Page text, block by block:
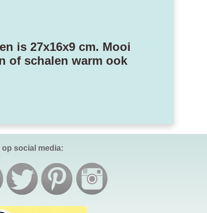
is 27x16x9 cm. Mooi
of schalen warm ook
op social media: